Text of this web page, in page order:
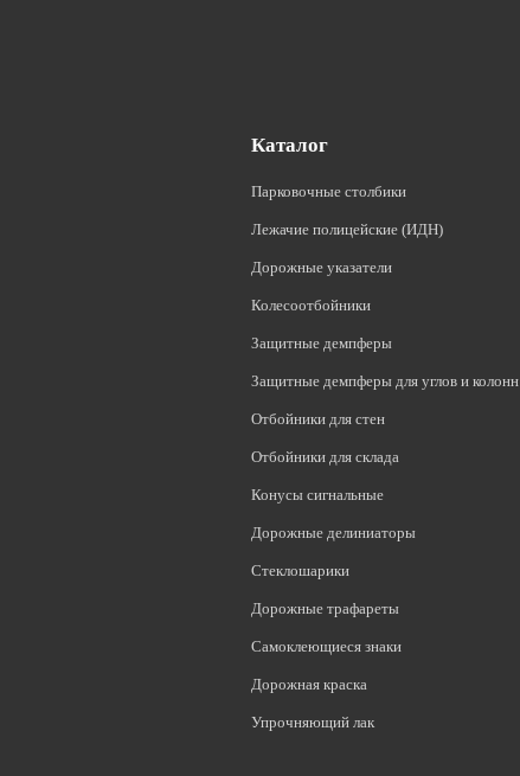
Каталог
Парковочные столбики
Лежачие полицейские (ИДН)
Дорожные указатели
Колесоотбойники
Защитные демпферы
Защитные демпферы для углов и колонн
Отбойники для стен
Отбойники для склада
Конусы сигнальные
Дорожные делиниаторы
Стеклошарики
Дорожные трафареты
Самоклеющиеся знаки
Дорожная краска
Упрочняющий лак